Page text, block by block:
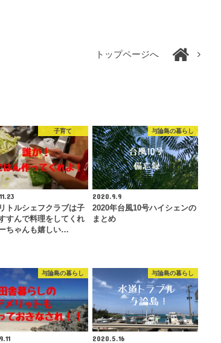
トップページへ
子育て
トルシェフクラブは子
すんで料理をしてくれ
ちゃんも嬉しい…
与論島の暮らし
2020.9.9
2020年台風10号ハイシェンの
まとめ
与論島の暮らし 与論島の暮らし
2020.5.16